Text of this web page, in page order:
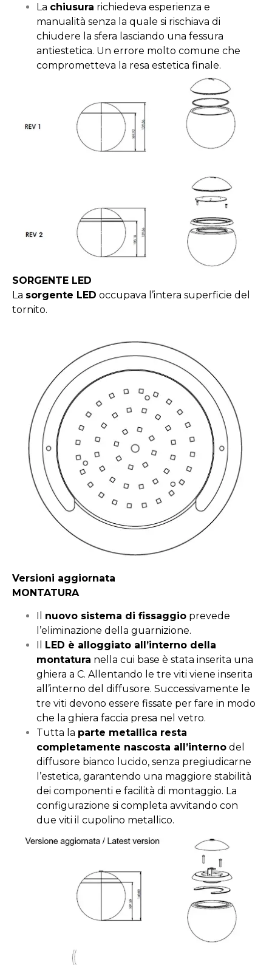
La chiusura richiedeva esperienza e
manualità senza la quale si rischiava di
chiudere la sfera lasciando una fessura
antiestetica. Un errore molto comune che
comprometteva la resa estetica finale.
SORGENTE LED
La sorgente LED occupava l’intera superficie del
tornito.
Versioni aggiornata
MONTATURA
Il nuovo sistema di fissaggio prevede
l’eliminazione della guarnizione.
Il LED è alloggiato all’interno della
montatura nella cui base è stata inserita una
ghiera a C. Allentando le tre viti viene inserita
all’interno del diffusore. Successivamente le
tre viti devono essere fissate per fare in modo
che la ghiera faccia presa nel vetro.
Tutta la parte metallica resta
completamente nascosta all’interno del
diffusore bianco lucido, senza pregiudicarne
l’estetica, garantendo una maggiore stabilità
dei componenti e facilità di montaggio. La
configurazione si completa avvitando con
due viti il cupolino metallico.